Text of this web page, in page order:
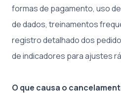
formas de pagamento, uso
de dados, treinamentos
registro detalhado dos
de indicadores para ajustes
O que causa o